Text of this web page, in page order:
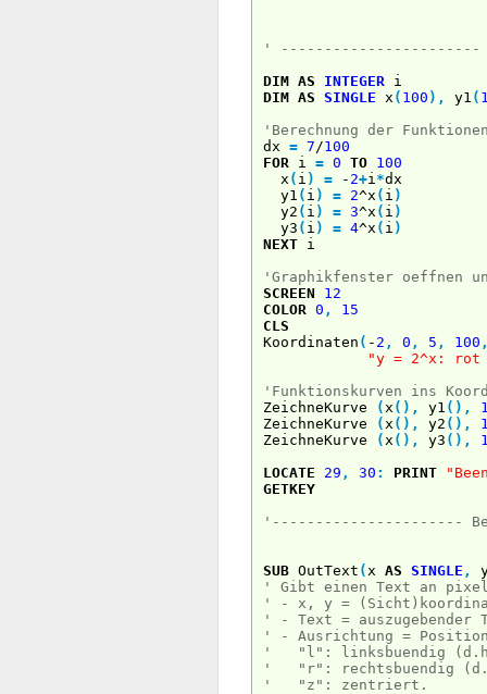
' -----------------------
DIM AS INTEGER i
DIM AS SINGLE x ( 100 ) , y1 (
'Berechnung der
dx = 7 /100
FOR i = 0 TO 100
x ( i ) = - 2+i *dx
y1 ( i ) = 2^x ( i )
y2 ( i ) = 3^x ( i )
y3 ( i ) = 4^x ( i )
NEXT i
'Graphikfenster oeffnen
SCREEN
12
COLOR 0 ,
15
CLS
Koordinaten ( - 2 , 0 , 5 , 100
"y = 2^x:
'Funktionskurven ins
ZeichneKurve
( x ( ) , y1 ( ) ,
ZeichneKurve
( x ( ) , y2 ( ) ,
ZeichneKurve
( x ( ) , y3 ( ) ,
LOCATE
29 , 30 : PRINT
GETKEY
'----------------------
SUB OutText ( x AS SINGLE ,
' Gibt einen Text an
' - x, y =
' - Text = auszugebender
' - Ausrichtung =
' "l": linksbuendig
' "r": rechtsbuendig
' "z": zentriert.